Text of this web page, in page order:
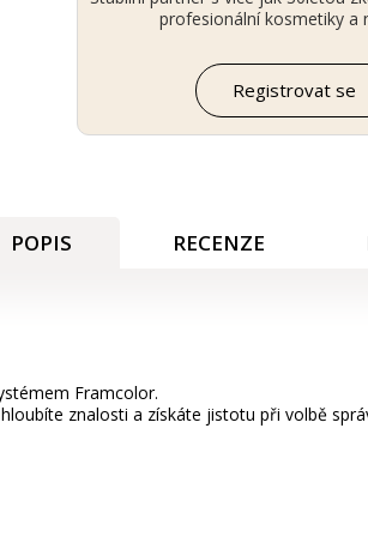
profesionální kosmetiky a
Registrovat se
POPIS RECENZE
Framcolor.
znalosti a získáte jistotu při volbě